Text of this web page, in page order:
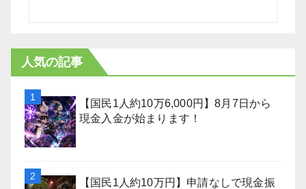
人気の記事
【国民1人約10万6,000円】8月7日から
現金入金が始まります！
【国民1人約10万円】申請なしで現金振